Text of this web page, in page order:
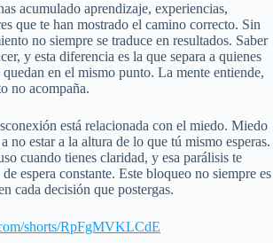
acumulado aprendizaje, experiencias,
que te han mostrado el camino correcto. Sin
no siempre se traduce en resultados. Saber
y esta diferencia es la que separa a quienes
quedan en el mismo punto. La mente entiende,
no acompaña.
está relacionada con el miedo. Miedo
no estar a la altura de lo que tú mismo esperas.
cuando tienes claridad, y esa parálisis te
espera constante. Este bloqueo no siempre es
cada decisión que postergas.
shorts/RpFgMVKLCdE